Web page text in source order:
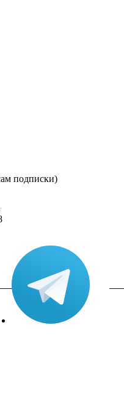
подписки)